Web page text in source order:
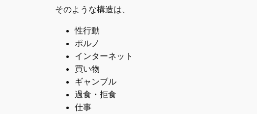
そのような構造は、
性行動
ポルノ
インターネット
買い物
ギャンブル
過食・拒食
仕事